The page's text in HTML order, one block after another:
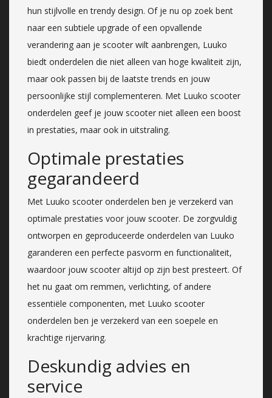
hun stijlvolle en trendy design. Of je nu op zoek bent
naar een subtiele upgrade of een opvallende
verandering aan je scooter wilt aanbrengen, Luuko
biedt onderdelen die niet alleen van hoge kwaliteit zijn,
maar ook passen bij de laatste trends en jouw
persoonlijke stijl complementeren. Met Luuko scooter
onderdelen geef je jouw scooter niet alleen een boost
in prestaties, maar ook in uitstraling.
Optimale prestaties
gegarandeerd
Met Luuko scooter onderdelen ben je verzekerd van
optimale prestaties voor jouw scooter. De zorgvuldig
ontworpen en geproduceerde onderdelen van Luuko
garanderen een perfecte pasvorm en functionaliteit,
waardoor jouw scooter altijd op zijn best presteert. Of
het nu gaat om remmen, verlichting, of andere
essentiële componenten, met Luuko scooter
onderdelen ben je verzekerd van een soepele en
krachtige rijervaring.
Deskundig advies en
service